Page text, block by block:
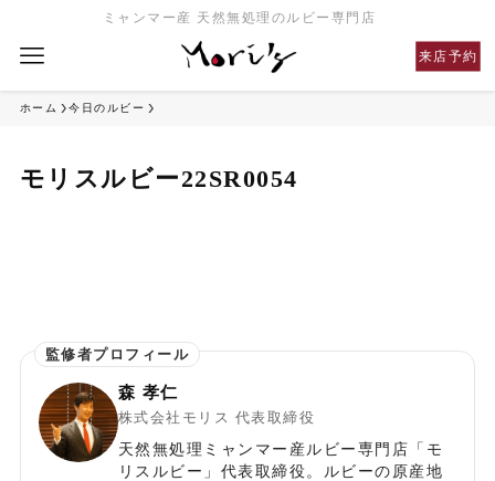
ミャンマー産 天然無処理のルビー専門店
来店予約
ホーム 今日のルビー
モリスルビー22SR0054
森 孝仁
株式会社モリス 代表取締役
天然無処理ミャンマー産ルビー専門店「モ
リスルビー」代表取締役。ルビーの原産地